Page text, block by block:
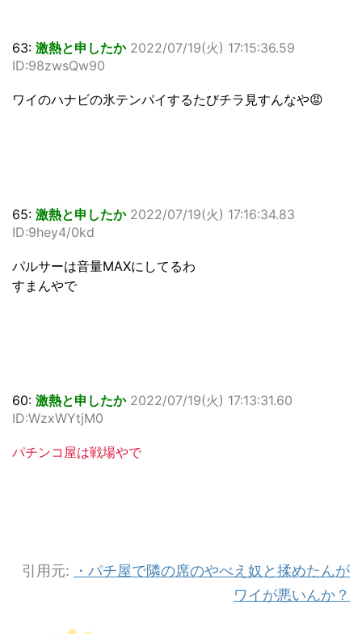
63: 激熱と申したか 2022/07/19(火) 17:15:36.59
ID:98zwsQw90
ワイのハナビの氷テンパイするたびチラ見すんなや😡
65: 激熱と申したか 2022/07/19(火) 17:16:34.83
ID:9hey4/0kd
パルサーは音量MAXにしてるわ
すまんやで
60: 激熱と申したか 2022/07/19(火) 17:13:31.60
ID:WzxWYtjM0
パチンコ屋は戦場やで
引用元:
・パチ屋で隣の席のやべえ奴と揉めたんが
ワイが悪いんか？